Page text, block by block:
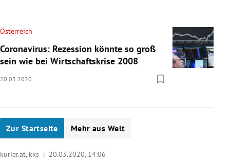
Österreich
Coronavirus: Rezession könnte so groß
sein wie bei Wirtschaftskrise 2008
20.03.2020
Zur Startseite Mehr aus Welt
kurier.at, kks | 20.03.2020, 14:06